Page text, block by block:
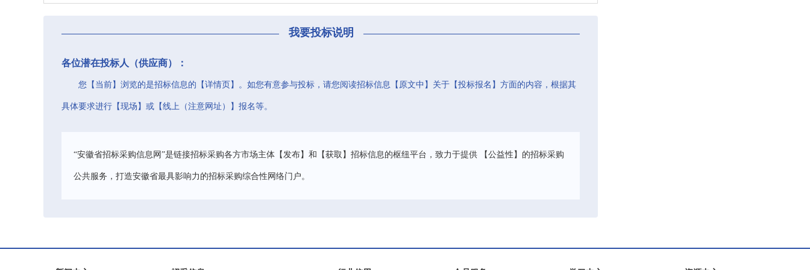
我要投标说明
各位潜在投标人（供应商）：
您【当前】浏览的是招标信息的【详情页】。如您有意参与投标，请您阅读招标信息【原文中】关于【投标报名】方面的内容，根据其
具体要求进行【现场】或【线上（注意网址）】报名等。
“安徽省招标采购信息网”是链接招标采购各方市场主体【发布】和【获取】招标信息的枢纽平台，致力于提供 【公益性】的招标采购
公共服务，打造安徽省最具影响力的招标采购综合性网络门户。